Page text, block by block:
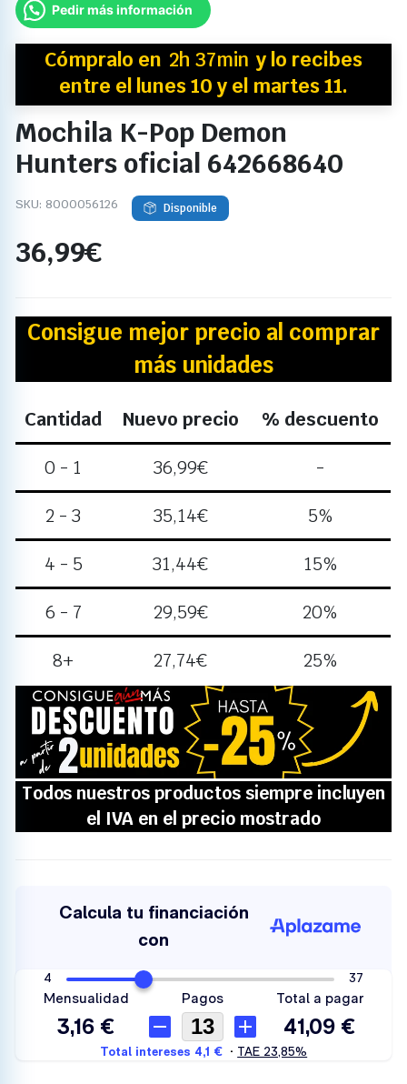
Pedir más información
Cómpralo en 2h 37min y lo recibes
entre el lunes 10 y el martes 11.
Mochila K-Pop Demon
Hunters oficial 642668640
SKU: 8000056126 Disponible
36,99€
Consigue mejor precio al comprar
más unidades
Cantidad Nuevo precio % descuento
0 - 1 36,99€ -
2 - 3 35,14€ 5%
4 - 5 31,44€ 15%
6 - 7 29,59€ 20%
8+ 27,74€ 25%